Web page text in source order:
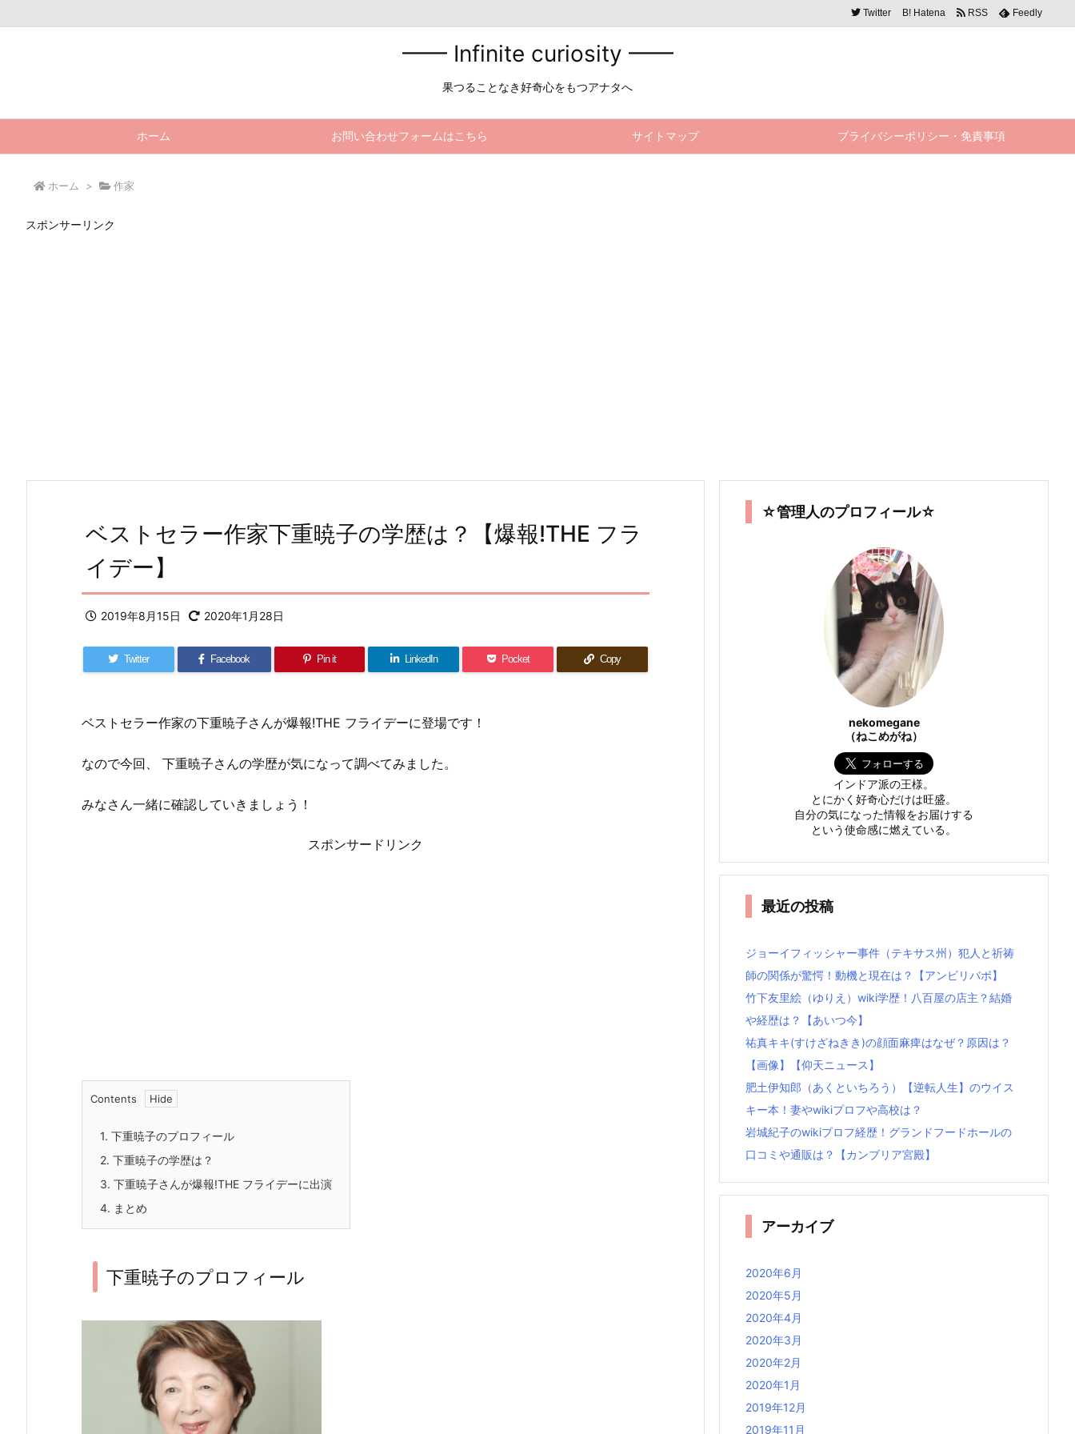
━━ Infinite curiosity ━━
果つることなき好奇心をもつアナタへ
ホーム お問い合わせフォームはこちら サイトマップ プライバシーポリシー・免責事項
Twitter B! Hatena RSS Feedly
ホーム > 作家
スポンサーリンク
ベストセラー作家下重暁子の学歴は？【爆報!THE フラ
イデー】
2019年8月15日 2020年1月28日
Twitter Facebook Pin it LinkedIn Pocket Copy
ベストセラー作家の下重暁子さんが爆報!THE フライデーに登場です！
なので今回、 下重暁子さんの学歴が気になって調べてみました。
みなさん一緒に確認していきましょう！
スポンサードリンク
Contents
1. 下重暁子のプロフィール
2. 下重暁子の学歴は？
3. 下重暁子さんが爆報!THE フライデーに出演
4. まとめ
下重暁子のプロフィール
☆管理人のプロフィール☆
nekomegane
（ねこめがね）
インドア派の王様。
とにかく好奇心だけは旺盛。
自分の気になった情報をお届けする
という使命感に燃えている。
最近の投稿
ジョーイフィッシャー事件（テキサス州）犯人と祈祷
師の関係が驚愕！動機と現在は？【アンビリバボ】
竹下友里絵（ゆりえ）wiki学歴！八百屋の店主？結婚
や経歴は？【あいつ今】
祐真キキ(すけざねきき)の顔面麻痺はなぜ？原因は？
【画像】【仰天ニュース】
肥土伊知郎（あくといちろう）【逆転人生】のウイス
キー本！妻やwikiプロフや高校は？
岩城紀子のwikiプロフ経歴！グランドフードホールの
口コミや通販は？【カンブリア宮殿】
アーカイブ
2020年6月
2020年5月
2020年4月
2020年3月
2020年2月
2020年1月
2019年12月
2019年11月